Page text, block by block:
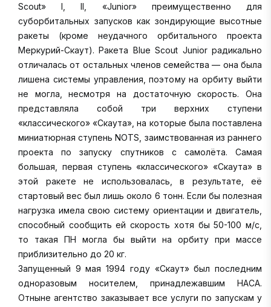
Scout» I, II, «Junior» преимущественно для
суборбитальных запусков как зондирующие высотные
ракеты (кроме неудачного орбитального проекта
Меркурий-Скаут). Ракета Blue Scout Junior радикально
отличалась от остальных членов семейства — она была
лишена системы управления, поэтому на орбиту выйти
не могла, несмотря на достаточную скорость. Она
представляла собой три верхних ступени
«классического» «Скаута», на которые была поставлена
миниатюрная ступень NOTS, заимствованная из раннего
проекта по запуску спутников с самолёта. Самая
большая, первая ступень «классического» «Скаута» в
этой ракете не использовалась, в результате, её
стартовый вес был лишь около 6 тонн. Если бы полезная
нагрузка имела свою систему ориентации и двигатель,
способный сообщить ей скорость хотя бы 50-100 м/с,
то такая ПН могла бы выйти на орбиту при массе
приблизительно до 20 кг.
Запущенный 9 мая 1994 году «Скаут» был последним
одноразовым носителем, принадлежавшим НАСА.
Отныне агентство заказывает все услуги по запускам у